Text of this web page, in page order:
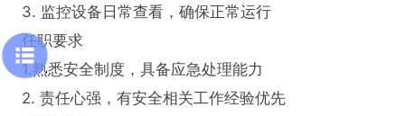
3. 监控设备日常查看，确保正常运行
任职要求
1.熟悉安全制度，具备应急处理能力
2. 责任心强，有安全相关工作经验优先